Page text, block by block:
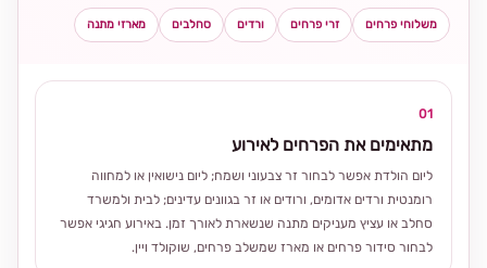
משלוחי פרחים זרי פרחים ורדים סחלבים מארזי מתנה
01
מתאימים את הפרחים לאירוע
ליום הולדת אפשר לבחור זר צבעוני ושמח; ליום נישואין או למחווה
רומנטית ורדים אדומים, ורודים או זר בגוונים עדינים; לבית ולמשרד
סחלב או עציץ מעניקים מתנה שנשארת לאורך זמן. באירוע חגיגי אפשר
לבחור סידור פרחים או מארז שמשלב פרחים, שוקולד ויין.